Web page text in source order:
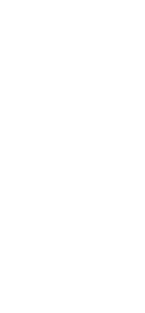
Семья с ребёнком заблудилась
подготовиться к походу, и что